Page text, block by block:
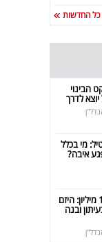
כל החדשות
הבינוי
יוצא לדרך
מי בכלל
איבה?
ממינוס מיליון ל-100 מיליון: היזם
ובנה